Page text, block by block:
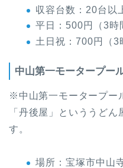
収容台数：20台以
平日：500円（3時
土日祝：700円（3
中山第一モータープー
※中山第一モータープー
「丹後屋」といううど
す。
場所：宝塚市中山